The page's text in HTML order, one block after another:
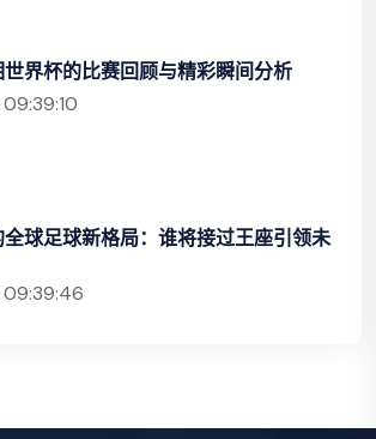
界杯的比赛回顾与精彩瞬间分析
球足球新格局：谁将接过王座引领未